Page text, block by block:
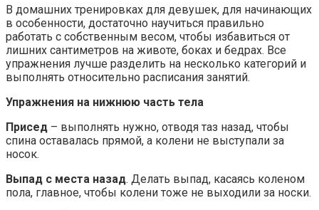
В домашних тренировках для девушек, для начинающих
в особенности, достаточно научиться правильно
работать с собственным весом, чтобы избавиться от
лишних сантиметров на животе, боках и бедрах. Все
упражнения лучше разделить на несколько категорий и
выполнять относительно расписания занятий.
Упражнения на нижнюю часть тела
Присед – выполнять нужно, отводя таз назад, чтобы
спина оставалась прямой, а колени не выступали за
носок.
Выпад с места назад. Делать выпад, касаясь коленом
пола, главное, чтобы колени тоже не выходили за носки.